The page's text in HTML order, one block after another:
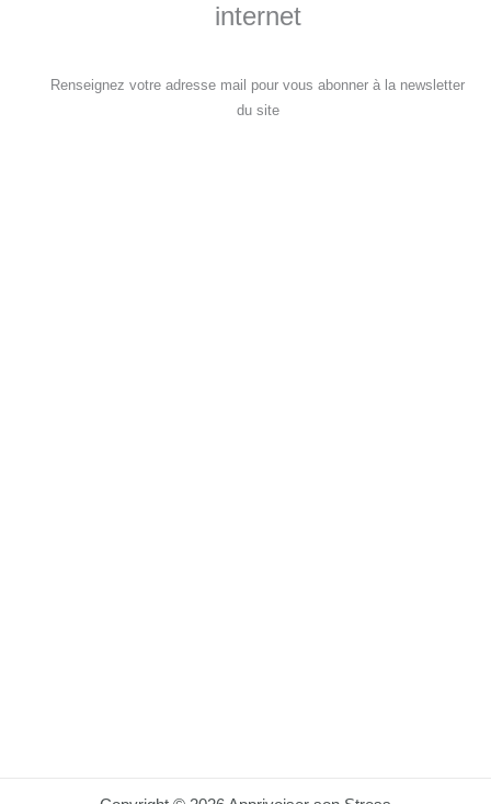
internet
Renseignez votre adresse mail pour vous abonner à la newsletter
du site